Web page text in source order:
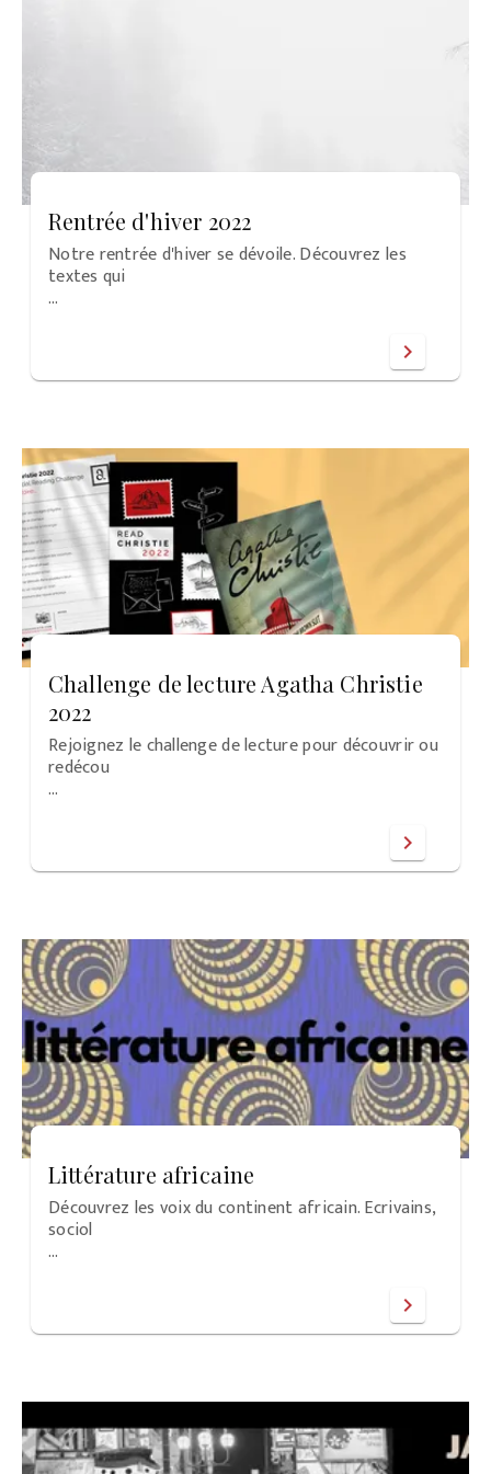
Rentrée d'hiver 2022
Notre rentrée d'hiver se dévoile. Découvrez les
textes qui
…
chevron_right
Challenge de lecture Agatha Christie
2022
Rejoignez le challenge de lecture pour découvrir ou
redécou
…
chevron_right
Littérature africaine
Découvrez les voix du continent africain. Ecrivains,
sociol
…
chevron_right